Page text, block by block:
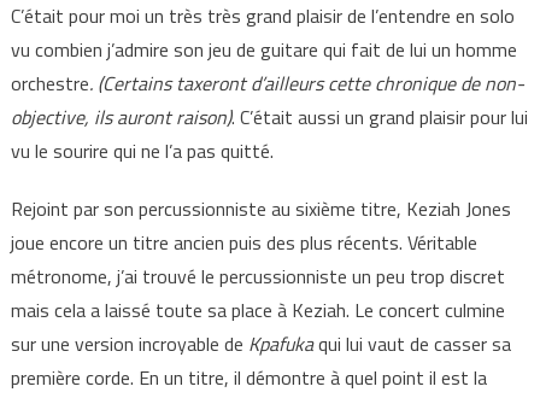
C’était pour moi un très très grand plaisir de l’entendre en solo
vu combien j’admire son jeu de guitare qui fait de lui un homme
orchestre. (Certains taxeront d’ailleurs cette chronique de non-
objective, ils auront raison). C’était aussi un grand plaisir pour lui
vu le sourire qui ne l’a pas quitté.
Rejoint par son percussionniste au sixième titre, Keziah Jones
joue encore un titre ancien puis des plus récents. Véritable
métronome, j’ai trouvé le percussionniste un peu trop discret
mais cela a laissé toute sa place à Keziah. Le concert culmine
sur une version incroyable de Kpafukaqui lui vaut de casser sa
première corde. En un titre, il démontre à quel point il est la